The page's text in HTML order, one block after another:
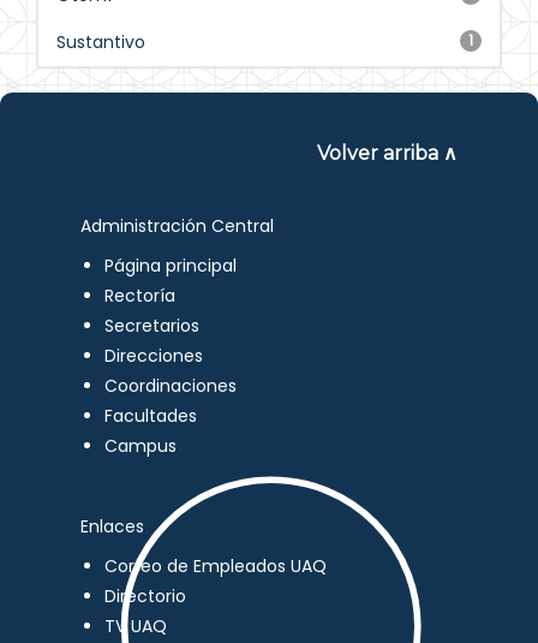
1
Sustantivo
Volver arriba ∧
Administración Central
Página principal
Rectoría
Secretarios
Direcciones
Coordinaciones
Facultades
Campus
Enlaces
Correo de Empleados UAQ
Directorio
TV UAQ